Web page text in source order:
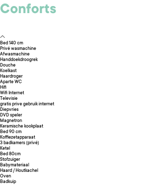
Conforts
Bed 140 cm
Privé wasmachine
Afwasmachine
Handdoekdroogrek
Douche
Koelkast
Haardroger
Aparte WC
Hifi
Wifi Internet
Televisie
gratis prive gebruik internet
Diepvries
DVD speler
Magnetron
Keramische kookplaat
Bed 90 cm
Koffiezetapparaat
3 badkamers (privé)
Ketel
Bed 80cm
Stofzuiger
Babymateriaal
Haard / Houtkachel
Oven
Badkuip